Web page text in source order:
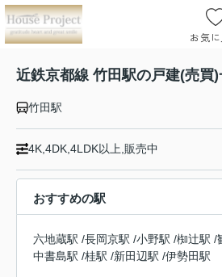
お気に
近鉄京都線 竹田駅の戸建(売買)
竹田駅
4K,4DK,4LDK以上,販売中
おすすめの駅
六地蔵駅 /長岡京駅 /小野駅 /椥辻駅 /
中書島駅 /桂駅 /新田辺駅 /伊勢田駅